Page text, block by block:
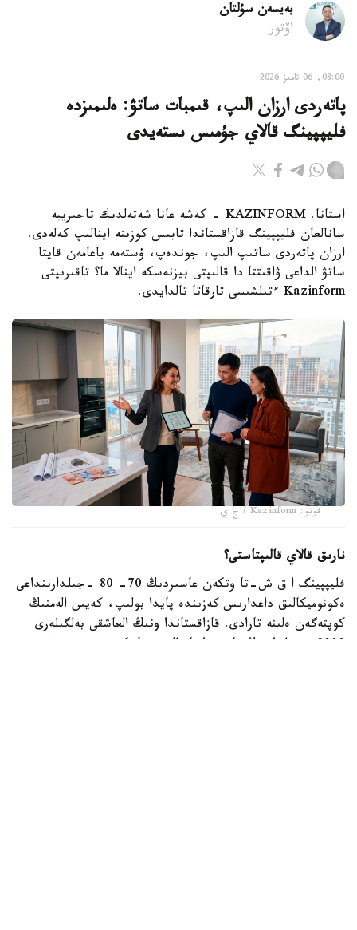
بەيسەن سۇلتان
اۆتور
08:00, 06 تامىز 2026
پاتەردى ارزان الىپ، قىمبات ساتۋ: ەلىمىزدە
فليپپينگ قالاي جۇمىس ىستەيدى
استانا. KAZINFORM - كەشە عانا شەتەلدىك تاجىريبە
سانالعان فليپپينگ قازاقستاندا تابىس كوزىنە اينالىپ كەلەدى.
ارزان پاتەردى ساتىپ الىپ، جوندەپ، ۇستەمە باعامەن قايتا
ساتۋ الداعى ۋاقىتتا دا قالىپتى بيزنەسكە اينالا ما؟ تاقىرىپتى
Kazinform ءتىلشىسى تارقاتا تالدايدى.
فوتو: Kazinform / ج ي
نارىق قالاي قالىپتاستى؟
فليپپينگ ا ق ش-تا وتكەن عاسىردىڭ 70- 80 -جىلدارىنداعى
ەكونوميكالىق داعدارىس كەزىندە پايدا بولىپ، كەيىن الەمنىڭ
كوپتەگەن ەلىنە تارادى. قازاقستاندا ونىڭ العاشقى بەلگىلەرى